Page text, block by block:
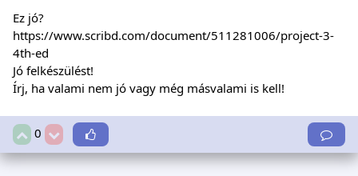
Ez jó?
https://www.scribd.com/document/511281006/project-3-
4th-ed
Jó felkészülést!
Írj, ha valami nem jó vagy még másvalami is kell!
0